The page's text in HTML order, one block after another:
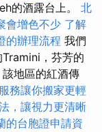
的酒露台上。 北
會增色不少 了解
的辦理流程 我們
，芬芳的
地區的紅酒傳
務讓你搬家更輕
，讓視力更清晰
的台胞證申請資